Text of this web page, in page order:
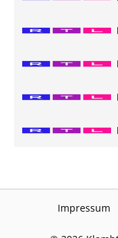
Impressum